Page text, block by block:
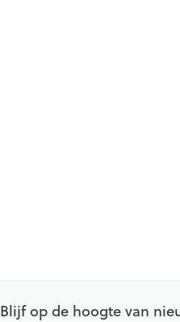
Blijf op de hoogte van